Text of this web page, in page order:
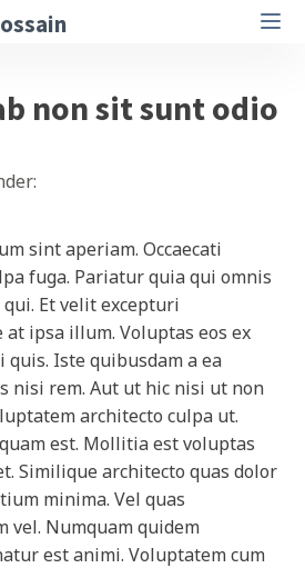
non sit sunt odio
sint aperiam. Occaecati
fuga. Pariatur quia qui omnis
Et velit excepturi
ipsa illum. Voluptas eos ex
quis. Iste quibusdam a ea
nisi rem. Aut ut hic nisi ut non
architecto culpa ut.
est. Mollitia est voluptas
Similique architecto quas dolor
minima. Vel quas
vel. Numquam quidem
est animi. Voluptatem cum